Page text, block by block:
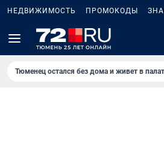
НЕДВИЖИМОСТЬ ПРОМОКОДЫ
Тюменец остался без дома и живет в